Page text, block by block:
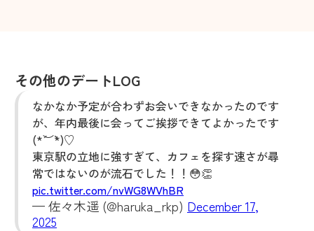
その他のデートLOG
なかなか予定が合わずお会いできなかったのです
が、年内最後に会ってご挨拶できてよかったです
(*´︶`*)♡
東京駅の立地に強すぎて、カフェを探す速さが尋
常ではないのが流石でした！！😳👏
pic.twitter.com/nvWG8WVhBR
— 佐々木遥 (@haruka_rkp) December 17,
2025